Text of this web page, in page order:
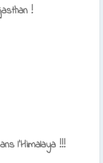
!
l’Himalaya !!!